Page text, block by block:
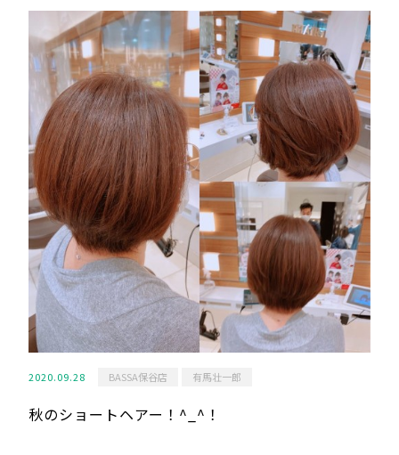
2020.09.28 BASSA保谷店 有馬壮一郎
秋のショートヘアー！^_^！